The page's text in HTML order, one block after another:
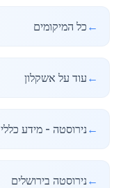
← כל המיקומים
← עוד על אשקלון
← נירוסטה - מידע כללי
← נירוסטה בירושלים